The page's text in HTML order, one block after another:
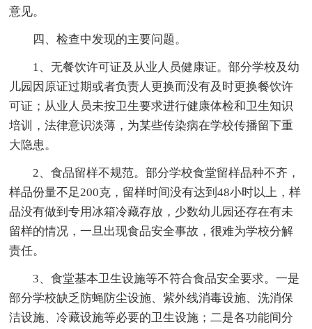
意见。
四、检查中发现的主要问题。
1、无餐饮许可证及从业人员健康证。部分学校及幼
儿园因原证过期或者负责人更换而没有及时更换餐饮许
可证；从业人员未按卫生要求进行健康体检和卫生知识
培训，法律意识淡薄，为某些传染病在学校传播留下重
大隐患。
2、食品留样不规范。部分学校食堂留样品种不齐，
样品份量不足200克，留样时间没有达到48小时以上，样
品没有做到专用冰箱冷藏存放，少数幼儿园还存在有未
留样的情况，一旦出现食品安全事故，很难为学校分解
责任。
3、食堂基本卫生设施等不符合食品安全要求。一是
部分学校缺乏防蝇防尘设施、紫外线消毒设施、洗消保
洁设施、冷藏设施等必要的卫生设施；二是各功能间分